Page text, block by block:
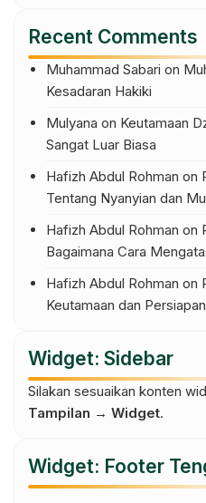
Recent Comments
Muhammad Sabari on
Kesadaran Hakiki
Mulyana on Keutamaan
Sangat Luar Biasa
Hafizh Abdul Rohman on
Tentang Nyanyian dan
Hafizh Abdul Rohman on
Bagaimana Cara
Hafizh Abdul Rohman on
Keutamaan dan
Widget: Sidebar
Silakan sesuaikan konten
Tampilan → Widget.
Widget: Footer